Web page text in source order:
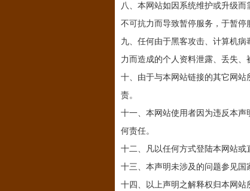
八、本网站如因系统维护或升级
不可抗力而导致暂停服务，于暂停
九、任何由于黑客攻击、计算机
力而造成的个人资料泄露、丢失、
十、由于与本网站链接的其它网
责。
十一、本网站使用者因为违反本
何责任。
十二、凡以任何方式登陆本网站或
十三、本声明未涉及的问题参见国
十四、以上声明之解释权归本网